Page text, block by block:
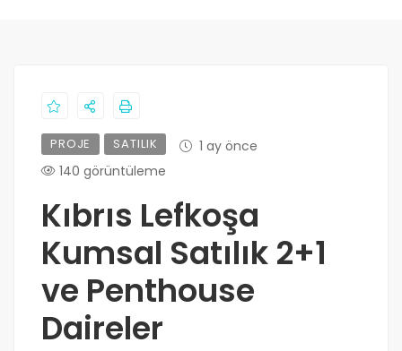
PROJE SATILIK
1 ay önce
140 görüntüleme
Kıbrıs Lefkoşa
Kumsal Satılık 2+1
ve Penthouse
Daireler